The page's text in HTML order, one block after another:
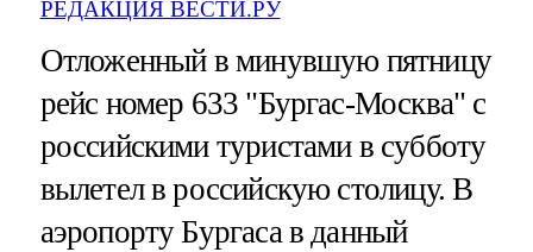
РЕДАКЦИЯ ВЕСТИ.РУ
Отложенный в минувшую пятницу
рейс номер 633 "Бургас-Москва" с
российскими туристами в субботу
вылетел в российскую столицу. В
аэропорту Бургаса в данный